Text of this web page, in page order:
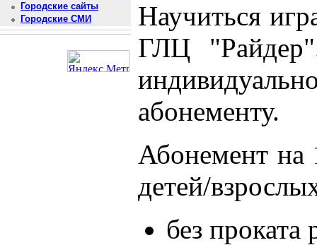
Городские сайты
Городские СМИ
Научиться
ГЛЦ
абонементу.
Абонемент на
детей/
без проката